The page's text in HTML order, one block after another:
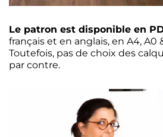
Le patron est disponible en
français et en anglais, en A4, A0
Toutefois, pas de choix des
par contre.